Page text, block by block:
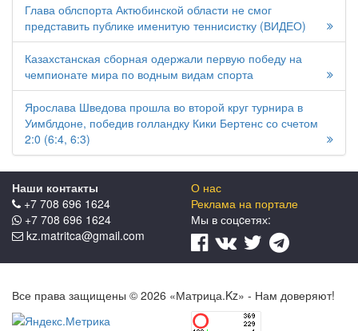
Глава облспорта Актюбинской области не смог
представить публике именитую теннисистку (ВИДЕО)
Казахстанская сборная одержали первую победу на
чемпионате мира по водным видам спорта
Ярослава Шведова прошла во второй круг турнира в
Уимблдоне, победив голландку Кики Бертенс со счетом
2:0 (6:4, 6:3)
Наши контакты
+7 708 696 1624
+7 708 696 1624
kz.matritca@gmail.com
О нас
Реклама на портале
Мы в соцcетях:
Все права защищены © 2026 «Матрица.Kz» - Нам доверяют!